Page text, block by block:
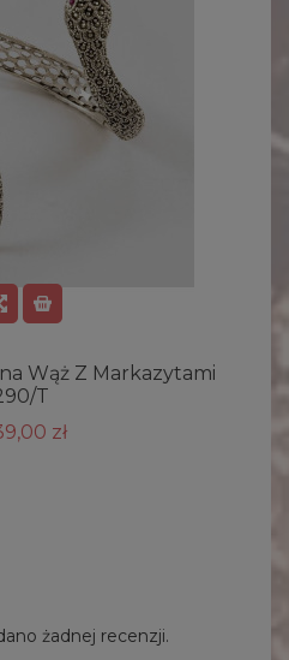
Wąż Z Markazytami
T
zł
żadnej recenzji.